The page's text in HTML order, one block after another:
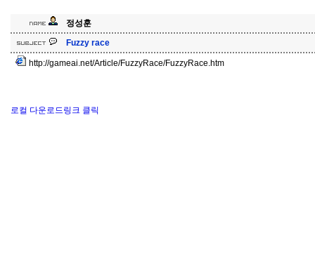
정성훈
Fuzzy race
http://gameai.net/Article/FuzzyRace/FuzzyRace.htm
로컬 다운로드링크 클릭